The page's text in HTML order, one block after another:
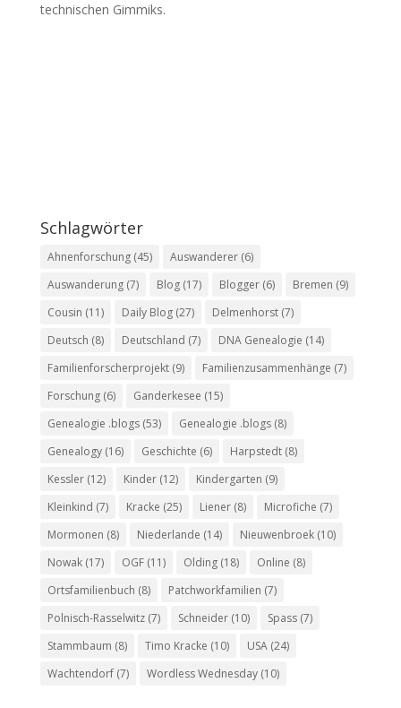
technischen Gimmiks.
Schlagwörter
Ahnenforschung(45) Auswanderer(6)
Auswanderung(7) Blog(17) Blogger(6) Bremen (9)
Cousin (11) Daily Blog(27) Delmenhorst(7)
Deutsch (8) Deutschland (7) DNA Genealogie (14)
Familienforscherprojekt(9) Familienzusammenhänge (7)
Forschung(6) Ganderkesee (15)
Genealogie .blogs(53) Genealogie .blogs(8)
Genealogy(16) Geschichte (6) Harpstedt(8)
Kessler(12) Kinder(12) Kindergarten (9)
Kleinkind (7) Kracke (25) Liener(8) Microfiche (7)
Mormonen (8) Niederlande (14) Nieuwenbroek(10)
Nowak(17) OGF(11) Olding(18) Online (8)
Ortsfamilienbuch (8) Patchworkfamilien (7)
Polnisch-Rasselwitz(7) Schneider(10) Spass(7)
Stammbaum (8) Timo Kracke (10) USA(24)
Wachtendorf(7) Wordless Wednesday(10)